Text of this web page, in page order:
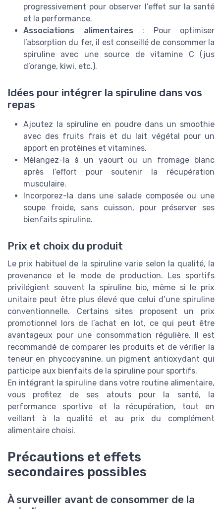
progressivement pour observer l’effet sur la santé
et la performance.
Associations alimentaires : Pour optimiser
l’absorption du fer, il est conseillé de consommer la
spiruline avec une source de vitamine C (jus
d’orange, kiwi, etc.).
Idées pour intégrer la spiruline dans vos
repas
Ajoutez la spiruline en poudre dans un smoothie
avec des fruits frais et du lait végétal pour un
apport en protéines et vitamines.
Mélangez-la à un yaourt ou un fromage blanc
après l’effort pour soutenir la récupération
musculaire.
Incorporez-la dans une salade composée ou une
soupe froide, sans cuisson, pour préserver ses
bienfaits spiruline.
Prix et choix du produit
Le prix habituel de la spiruline varie selon la qualité, la
provenance et le mode de production. Les sportifs
privilégient souvent la spiruline bio, même si le prix
unitaire peut être plus élevé que celui d’une spiruline
conventionnelle. Certains sites proposent un prix
promotionnel lors de l’achat en lot, ce qui peut être
avantageux pour une consommation régulière. Il est
recommandé de comparer les produits et de vérifier la
teneur en phycocyanine, un pigment antioxydant qui
participe aux bienfaits de la spiruline pour sportifs.
En intégrant la spiruline dans votre routine alimentaire,
vous profitez de ses atouts pour la santé, la
performance sportive et la récupération, tout en
veillant à la qualité et au prix du complément
alimentaire choisi.
Précautions et effets
secondaires possibles
À surveiller avant de consommer de la